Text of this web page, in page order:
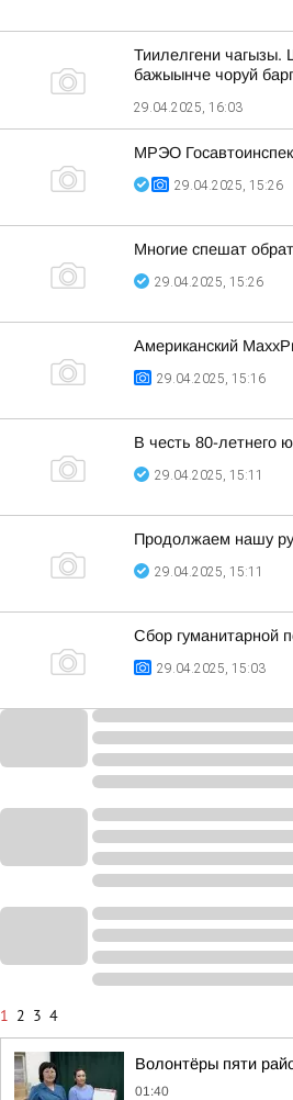
Тиилелгени чагызы.
бажыынче чоруй
29.04.2025, 16:03
МРЭО
29.04.2025, 15:26
Многие спешат
29.04.2025, 15:26
Американский
29.04.2025, 15:16
В честь 80-летнего
29.04.2025, 15:11
Продолжаем нашу
29.04.2025, 15:11
Сбор гуманитарной
29.04.2025, 15:03
1 2 3 4
Волонтёры пяти
01:40